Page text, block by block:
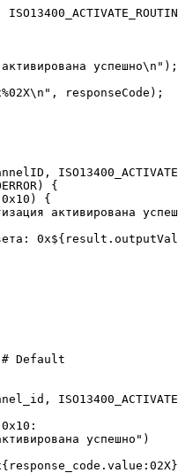
успешно\n");
responseCode);
{
{
активирована
Default
успешно")